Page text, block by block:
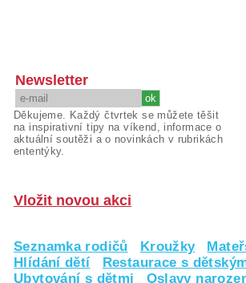
Newsletter
Děkujeme. Každý čtvrtek se můžete těšit
na inspirativní tipy na víkend, informace o
aktuální soutěži a o novinkách v rubrikách
ententýky.
Vložit novou akci
Seznamka rodičů Kroužky
Hlídání dětí
Restaurace s
Ubytování s dětmi
Oslavy